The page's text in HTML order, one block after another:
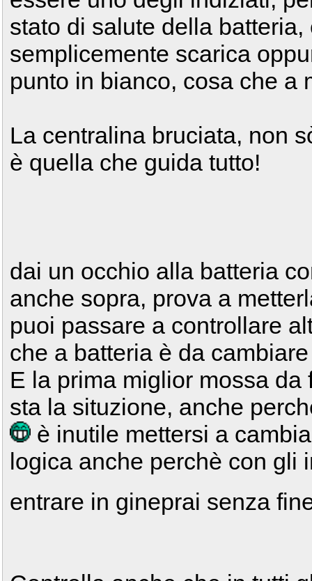
stato di salute della
semplicemente scarica
punto in bianco, cosa che a
La centralina bruciata, non
è quella che guida tutto!
dai un occhio alla batteria
anche sopra, prova a
puoi passare a controllare
che a batteria è da cambiare
E la prima miglior mossa
sta la situzione, anche
è inutile mettersi a
logica anche perchè con gli
entrare in gineprai senza